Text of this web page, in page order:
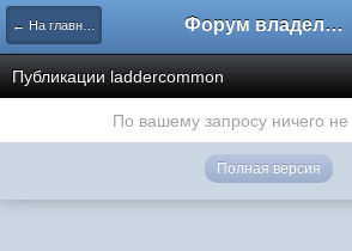
← На главную Форум владельцев интернет-магазинов
Публикации laddercommon
По вашему запросу ничего не
Полная версия